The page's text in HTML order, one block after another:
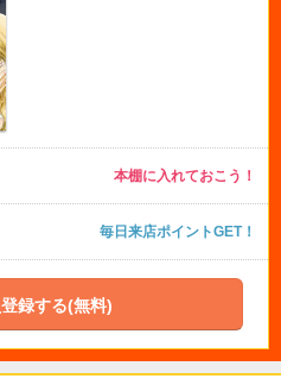
本棚に入れておこう！
毎日来店ポイントGET！
録する(無料)